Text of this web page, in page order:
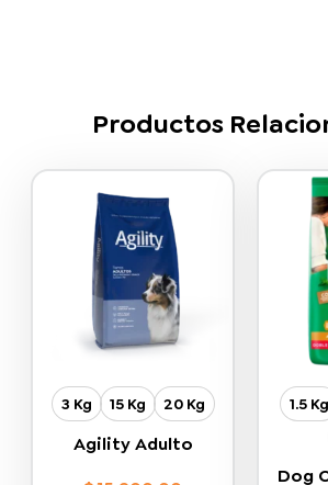
Productos
3 Kg 15 Kg 20 Kg
Agility Adulto
1.5 Kg
Dog